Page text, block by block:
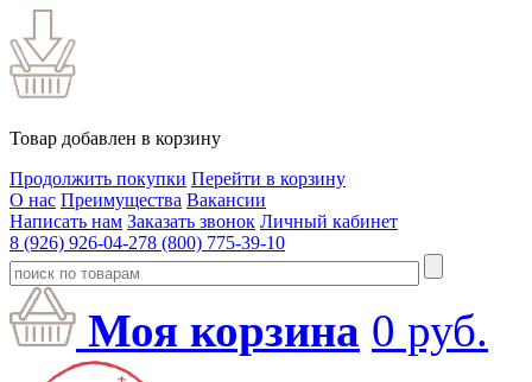
Товар добавлен в корзину
Продолжить покупки Перейти в корзину
О нас Преимущества Вакансии
Написать нам Заказать звонок Личный кабинет
8 (926) 926-04-278 (800) 775-39-10
Моя корзина 0 руб.